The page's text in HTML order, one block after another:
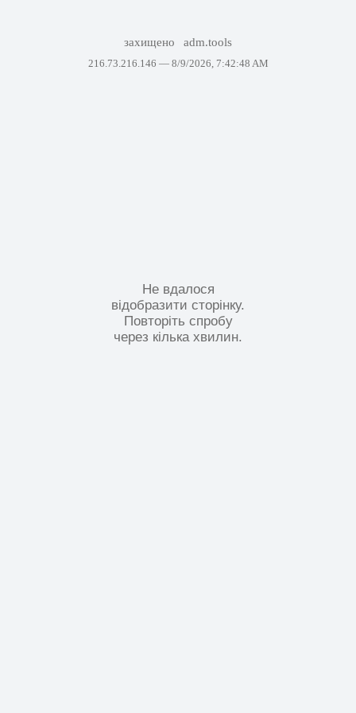
захищено adm.tools
216.73.216.146 — 8/9/2026, 7:42:48 AM
Не вдалося
відобразити сторінку.
Повторіть спробу
через кілька хвилин.